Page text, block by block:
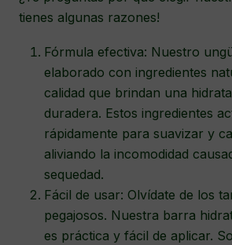
tienes algunas razones!
Fórmula efectiva: Nuestro
elaborado con ingredientes
calidad que brindan una
duradera. Estos ingredientes
rápidamente para suavizar y
aliviando la incomodidad
sequedad.
Fácil de usar: Olvídate de los
pegajosos. Nuestra barra
es práctica y fácil de aplicar.